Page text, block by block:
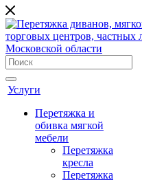
Услуги
Перетяжка и
обивка мягкой
мебели
Перетяжка
кресла
Перетяжка